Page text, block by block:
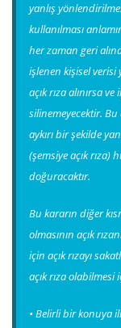
yanlış
kullanılması
her zaman geri
işlenen kişisel verisi
açık rıza alınırsa
silinemeyecektir.
aykırı bir şekilde
(şemsiye açık rıza)
doğuracaktır.
Bu kararın diğer
olmasının açık
için açık rızayı
açık rıza olabilmesi
• Belirli bir konuya